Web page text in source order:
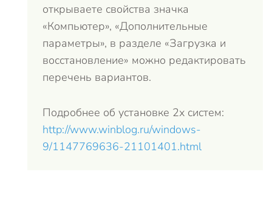
открываете свойства значка
«Компьютер», «Дополнительные
параметры», в разделе «Загрузка и
восстановление» можно редактировать
перечень вариантов.
Подробнее об установке 2х систем:
http://www.winblog.ru/windows-
9/1147769636-21101401.html